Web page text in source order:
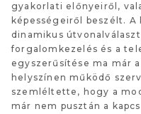
gyakorlati előnyeiről,
képességeiről beszélt.
dinamikus
forgalomkezelés és a
egyszerűsítése ma már
helyszínen működő
szemléltette, hogy a
már nem pusztán a